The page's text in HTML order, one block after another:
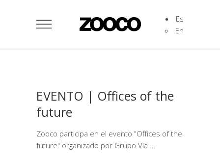
Es
En
EVENTO | Offices of the
future
Zooco participa en el evento "Offices of the
future" organizado por Grupo Vía.